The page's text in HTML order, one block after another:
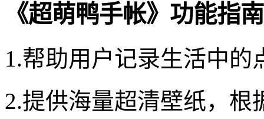
《超萌鸭手帐》功能指
1.帮助用户记录生活中
2.提供海量超清壁纸，